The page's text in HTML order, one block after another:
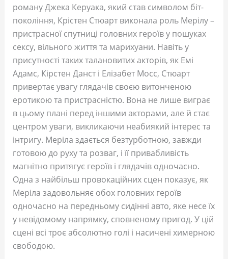
роману Джека Керуака, який став символом біт-
покоління, Крістен Стюарт виконала роль Мерілу –
пристрасної спутниці головних героїв у пошуках
сексу, вільного життя та марихуани. Навіть у
присутності таких талановитих акторів, як Емі
Адамс, Кірстен Данст і Елізабет Мосс, Стюарт
привертає увагу глядачів своєю витонченою
еротикою та пристрасністю. Вона не лише виграє
в цьому плані перед іншими акторами, але й стає
центром уваги, викликаючи неабиякий інтерес та
інтригу. Меріла здається безтурботною, завжди
готовою до руху та розваг, і її привабливість
магнітно притягує героїв і глядачів одночасно.
Одна з найбільш провокаційних сцен показує, як
Меріла задовольняє обох головних героїв
одночасно на передньому сидінні авто, яке несе їх
у невідомому напрямку, сповненому пригод. У цій
сцені всі троє абсолютно голі і насичені химерною
свободою.